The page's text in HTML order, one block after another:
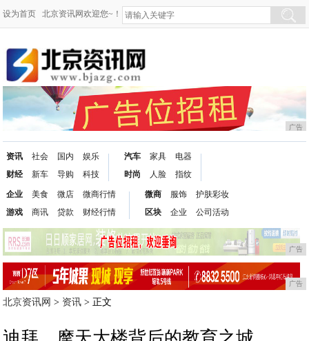
设为首页 北京资讯网欢迎您~！
广告
资讯
财经
社会
新车
国内
导购
娱乐
科技
汽车
时尚
家具
人脸
电器
指纹
企业
游戏
美食
商讯
微店
贷款
微商行情
财经行情
微商
区块
服饰
企业
护肤彩妆
公司活动
广告
广告
北京资讯网 > 资讯 > 正文